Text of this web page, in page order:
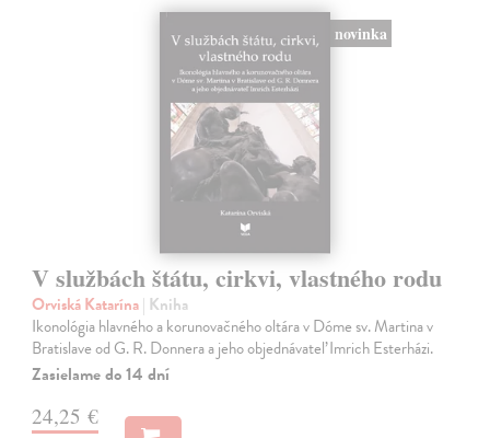
novinka
V službách štátu, cirkvi, vlastného rodu
Orviská Katarína| Kniha
Ikonológia hlavného a korunovačného oltára v Dóme sv. Martina v
Bratislave od G. R. Donnera a jeho objednávateľ Imrich Esterházi.
Zasielame do 14 dní
24,25 €